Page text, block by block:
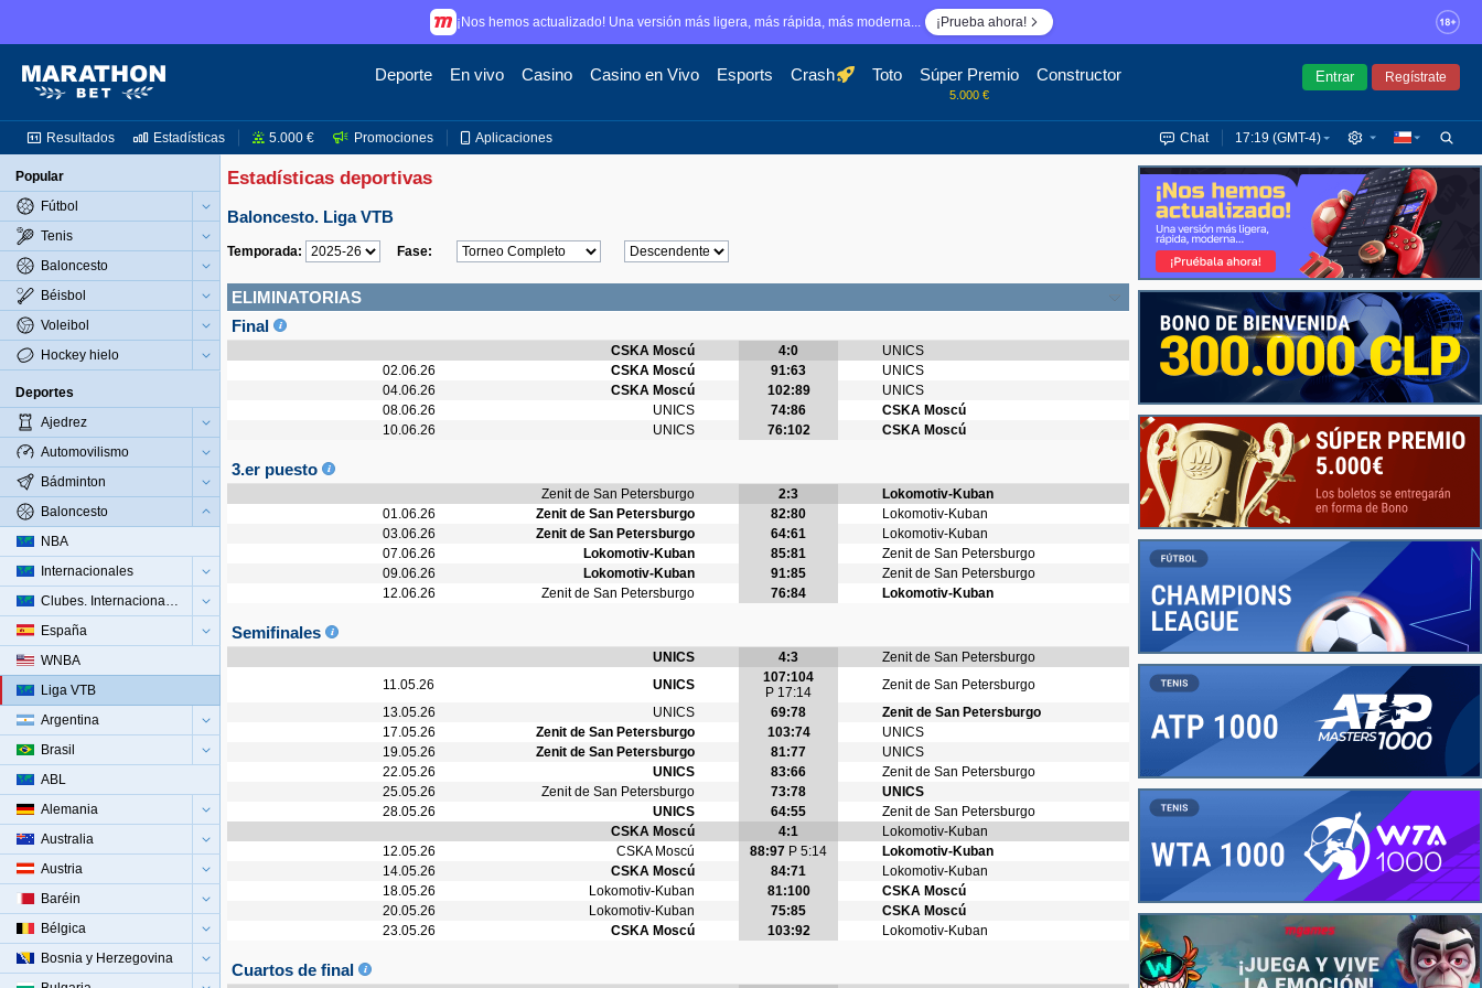
¡Nos hemos actualizado! Una versión más ligera, más rápida, más moderna... ¡Prueba ahora!
Deporte En vivo Casino Casino en Vivo Esports Crash Toto Súper Premio
5.000 €
Constructor Entrar Regístrate
Resultados Estadísticas 5.000 € Promociones Aplicaciones Chat 17:19 (GMT-4)
Popular
Fútbol
Tenis
Baloncesto
Béisbol
Voleibol
Hockey hielo
Deportes
Ajedrez
Automovilismo
Bádminton
Baloncesto
NBA
Internacionales
Clubes. Internacionales
España
WNBA
Liga VTB
Argentina
Brasil
ABL
Alemania
Australia
Austria
Baréin
Bélgica
Bosnia y Herzegovina
Estadísticas deportivas
Baloncesto. Liga VTB
Temporada: Fase:
ELIMINATORIAS
Final
CSKA Moscú 4:0
UNICS
02.06.26
CSKA Moscú 91:63
UNICS
04.06.26
CSKA Moscú 102:89
UNICS
08.06.26
UNICS 74:86
CSKA Moscú
10.06.26
UNICS 76:102 CSKA Moscú
3.er puesto
Zenit de San Petersburgo 2:3
Lokomotiv-Kuban
01.06.26
Zenit de San Petersburgo 82:80
Lokomotiv-Kuban
03.06.26
Zenit de San Petersburgo 64:61
Lokomotiv-Kuban
07.06.26
Lokomotiv-Kuban 85:81
Zenit de San Petersburgo
09.06.26
Lokomotiv-Kuban 91:85
Zenit de San Petersburgo
12.06.26
Zenit de San Petersburgo 76:84 Lokomotiv-Kuban
Semifinales
UNICS 4:3
Zenit de San Petersburgo
11.05.26
UNICS
107:104
P 17:14
Zenit de San Petersburgo
13.05.26
UNICS 69:78
Zenit de San Petersburgo
17.05.26
Zenit de San Petersburgo 103:74
UNICS
19.05.26
Zenit de San Petersburgo 81:77
UNICS
22.05.26
UNICS 83:66
Zenit de San Petersburgo
25.05.26
Zenit de San Petersburgo 73:78
UNICS
28.05.26
UNICS 64:55
Zenit de San Petersburgo
CSKA Moscú
4:1
Lokomotiv-Kuban
12.05.26
CSKA Moscú 88:97 P 5:14
Lokomotiv-Kuban
14.05.26
CSKA Moscú 84:71
Lokomotiv-Kuban
18.05.26
Lokomotiv-Kuban 81:100
CSKA Moscú
20.05.26
Lokomotiv-Kuban 75:85
CSKA Moscú
23.05.26
CSKA Moscú 103:92 Lokomotiv-Kuban
Cuartos de final